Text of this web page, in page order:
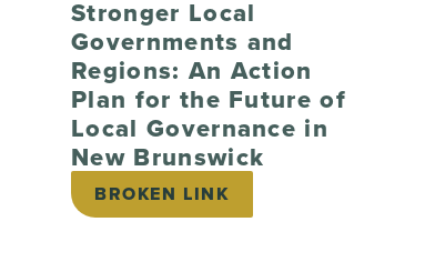
Stronger Local
Governments and
Regions: An Action
Plan for the Future of
Local Governance in
New Brunswick
BROKEN LINK